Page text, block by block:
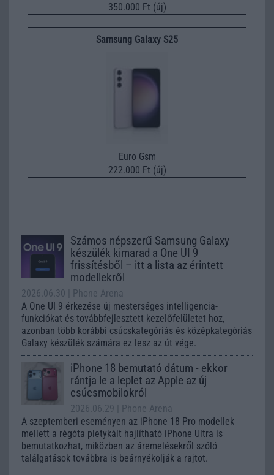
350.000 Ft (új)
Samsung Galaxy S25
Euro Gsm
222.000 Ft (új)
Számos népszerű Samsung Galaxy
készülék kimarad a One UI 9
frissítésből – itt a lista az érintett
modellekről
2026.06.30
| Phone Arena
A One UI 9 érkezése új mesterséges intelligencia-
funkciókat és továbbfejlesztett kezelőfelületet hoz,
azonban több korábbi csúcskategóriás és középkategóriás
Galaxy készülék számára ez lesz az út vége.
iPhone 18 bemutató dátum - ekkor
rántja le a leplet az Apple az új
csúcsmobilokról
2026.06.29
| Phone Arena
A szeptemberi eseményen az iPhone 18 Pro modellek
mellett a régóta pletykált hajlítható iPhone Ultra is
bemutatkozhat, miközben az áremelésekről szóló
találgatások továbbra is beárnyékolják a rajtot.